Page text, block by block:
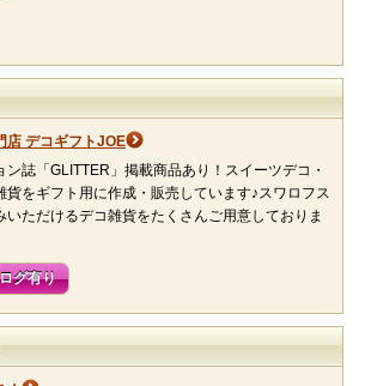
店 デコギフトJOE
誌「GLITTER」掲載商品あり！スイーツデコ・
貨をギフト用に作成・販売しています♪スワロフス
いただけるデコ雑貨をたくさんご用意しておりま
グ有り